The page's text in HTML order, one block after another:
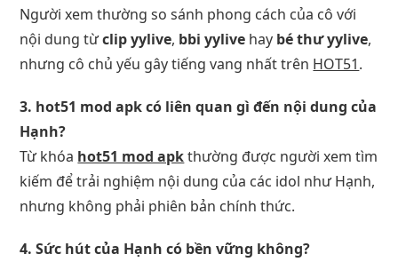
Người xem thường so sánh phong cách của cô với
nội dung từclip yylive, bbi yylive hay bé thư yylive,
nhưng cô chủ yếu gây tiếng vang nhất trên HOT51.
3. hot51 mod apk có liên quan gì đến nội dung của
Hạnh?
Từ khóa hot51 mod apkthường được người xem tìm
kiếm để trải nghiệm nội dung của các idol như Hạnh,
nhưng không phải phiên bản chính thức.
4. Sức hút của Hạnh có bền vững không?